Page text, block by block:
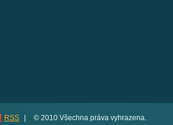
RSS | © 2010 Všechna práva vyhrazena.